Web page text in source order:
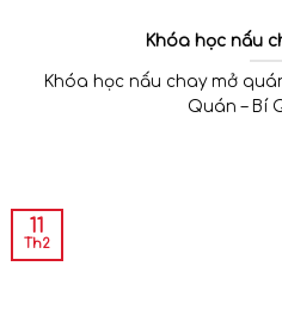
Khóa học nấu
Khóa học nấu chay mở
Quán – Bí
11
Th2